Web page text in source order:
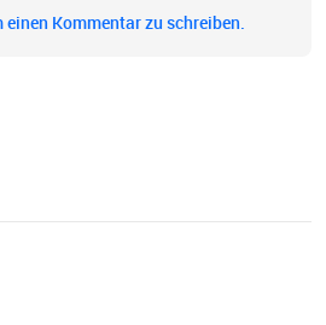
einen Kommentar zu schreiben.